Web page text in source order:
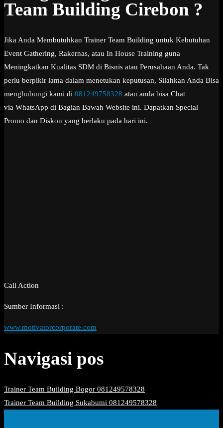
Team Building Cirebon ?
Jika Anda Membutuhkan Trainer Team Building untuk Kebutuhan
Event Gathering, Rakernas, atau In House Training guna
Meningkatkan Kualitas SDM di Bisnis atau Perusahaan Anda. Tak
perlu berpikir lama dalam menetukan keputusan, Silahkan Anda Bisa
menghubungi kami di 081249758328 atau anda bisa Chat
via WhatsApp di Bagian Bawah Website ini. Dapatkan Special
Promo dan Diskon yang berlaku pada hari ini.
Call Action
Sumber Informasi :
www.motivatorcorporate.com
Navigasi pos
Trainer Team Building Bogor 081249578328
Trainer Team Building Sukabumi 081249578328